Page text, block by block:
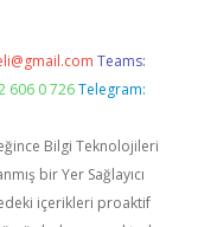
Teams:
606 0 726 Telegram:
Bilgi Teknolojileri
bir Yer Sağlayıcı
içerikleri proaktif